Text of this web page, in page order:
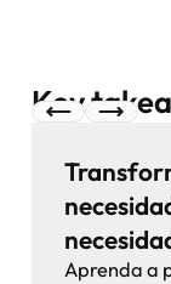
Key
Aprenda a